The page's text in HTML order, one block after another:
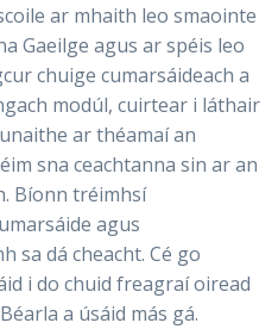
ar mhaith leo smaointe
Gaeilge agus ar spéis leo
chuige cumarsáideach a
modúl, cuirtear i láthair
ar théamaí an
sna ceachtanna sin ar an
Bíonn tréimhsí
agus
sa dá cheacht. Cé go
i do chuid freagraí oiread
a úsáid más gá.